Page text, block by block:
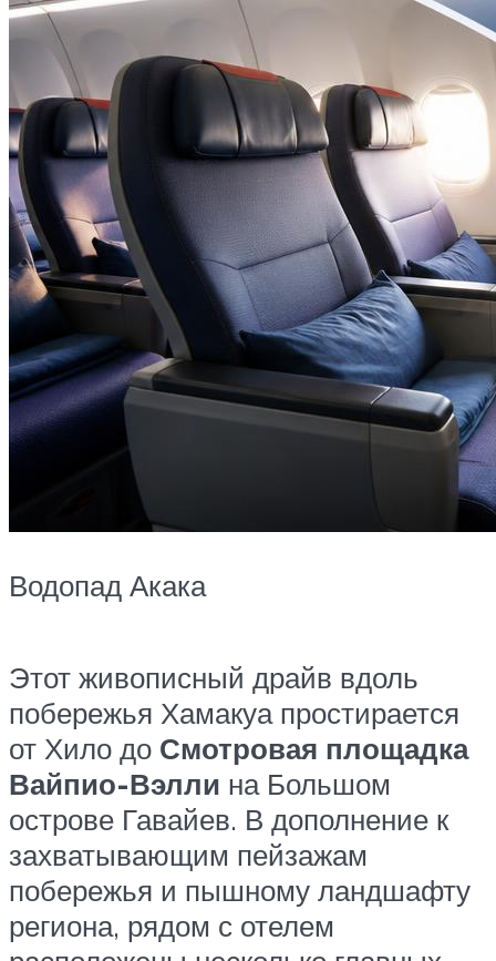
Водопад Акака
Этот живописный драйв вдоль
побережья Хамакуа простирается
от Хило до Смотровая площадка
Вайпио-Вэлли на Большом
острове Гавайев. В дополнение к
захватывающим пейзажам
побережья и пышному ландшафту
региона, рядом с отелем